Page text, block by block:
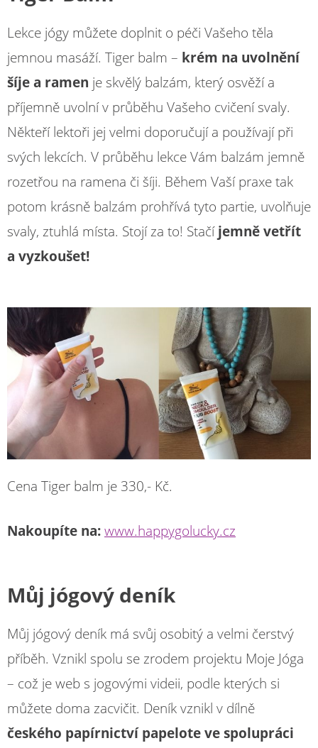
Lekce jógy můžete doplnit o péči Vašeho těla
jemnou masáží. Tiger balm – krém na uvolnění
šíje a ramen je skvělý balzám, který osvěží a
příjemně uvolní v průběhu Vašeho cvičení svaly.
Někteří lektoři jej velmi doporučují a používají při
svých lekcích. V průběhu lekce Vám balzám jemně
rozetřou na ramena či šíji. Během Vaší praxe tak
potom krásně balzám prohřívá tyto partie, uvolňuje
svaly, ztuhlá místa. Stojí za to! Stačíjemně vetřít
a vyzkoušet!
Cena Tiger balm je 330,- Kč.
Nakoupíte na:www.happygolucky.cz
Můj jógový deník
Můj jógový deník má svůj osobitý a velmi čerstvý
příběh. Vznikl spolu se zrodem projektu Moje Jóga
– což je web s jogovými videii, podle kterých si
můžete doma zacvičit. Deník vznikl v dílně
českého papírnictví papelote ve spolupráci